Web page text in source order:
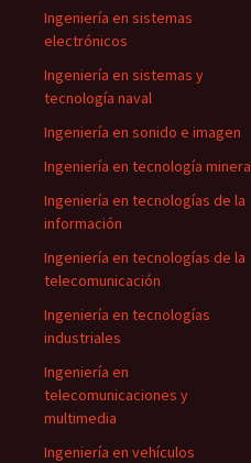
Ingeniería en sistemas
electrónicos
Ingeniería en sistemas y
tecnología naval
Ingeniería en sonido e imagen
Ingeniería en tecnología minera
Ingeniería en tecnologías de la
información
Ingeniería en tecnologías de la
telecomunicación
Ingeniería en tecnologías
industriales
Ingeniería en
telecomunicaciones y
multimedia
Ingeniería en vehículos